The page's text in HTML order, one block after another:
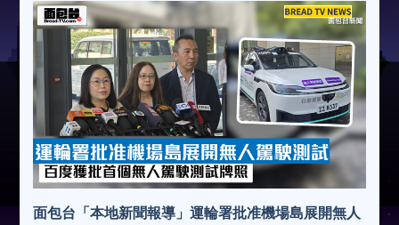
面包台「本地新聞報導」運輪署批准機場島展開無人